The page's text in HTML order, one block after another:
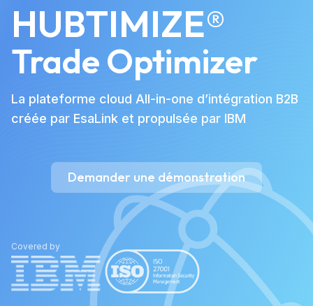
HUBTIMIZE®
Trade Optimizer
La plateforme cloud All-in-one d’intégration B2B
créée par EsaLink et propulsée par IBM
Demander une démonstration
Covered by